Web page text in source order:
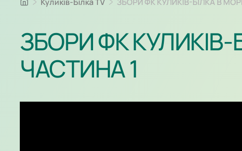
ЗБОРИ ФК
ЧАСТИНА 1